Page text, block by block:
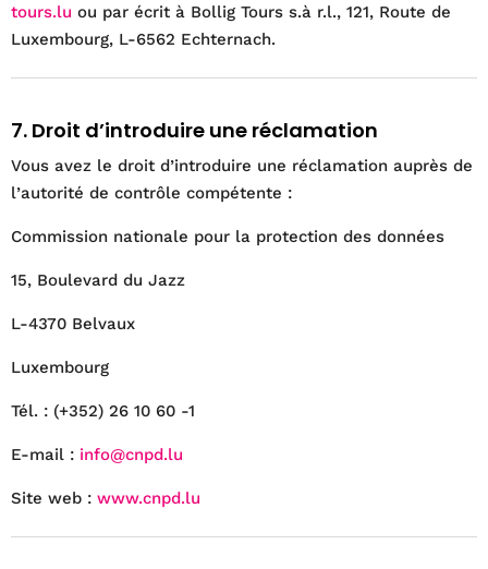
tours.lu ou par écrit à Bollig Tours s.à r.l., 121, Route de
Luxembourg, L-6562 Echternach.
7. Droit d’introduire une réclamation
Vous avez le droit d’introduire une réclamation auprès de
l’autorité de contrôle compétente :
Commission nationale pour la protection des données
15, Boulevard du Jazz
L-4370 Belvaux
Luxembourg
Tél. : (+352) 26 10 60 -1
E-mail : info@cnpd.lu
Site web : www.cnpd.lu